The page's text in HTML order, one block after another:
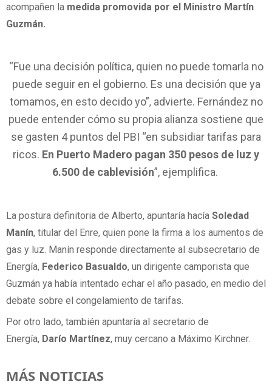
acompañen la medida promovida por el Ministro Martín
Guzmán.
“Fue una decisión política, quien no puede tomarla no
puede seguir en el gobierno. Es una decisión que ya
tomamos, en esto decido yo”, advierte. Fernández no
puede entender cómo su propia alianza sostiene que
se gasten 4 puntos del PBI “en subsidiar tarifas para
ricos. En Puerto Madero pagan 350 pesos de luz y
6.500 de cablevisión”, ejemplifica.
La postura definitoria de Alberto, apuntaría hacía Soledad
Manín, titular del Enre, quien pone la firma a los aumentos de
gas y luz. Manín responde directamente al subsecretario de
Energía, Federico Basualdo, un dirigente camporista que
Guzmán ya había intentado echar el año pasado, en medio del
debate sobre el congelamiento de tarifas.
Por otro lado, también apuntaría al secretario de
Energía, Darío Martínez, muy cercano a Máximo Kirchner.
MÁS NOTICIAS